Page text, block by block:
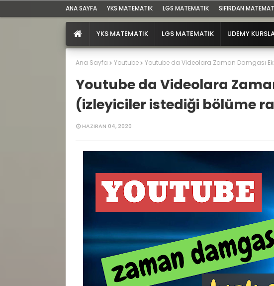
ANA SAYFA YKS MATEMATIK LGS MATEMATIK SIFIRDAN
YKS MATEMATIK LGS MATEMATIK UDEMY
Ana Sayfa Youtube Youtube da Videolara Zaman Damgası
Youtube da Videolara
(izleyiciler istediği bölüme
HAZIRAN 04, 2020